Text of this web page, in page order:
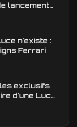
lancement
n'existe :
Ferrari
exclusifs
d'une Luce